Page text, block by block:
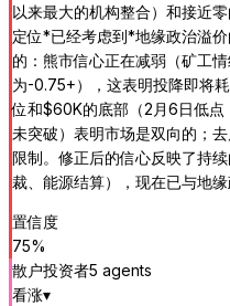
以来最大的机构整合）和接近
定位*已经考虑到*地缘政治溢
的：熊市信心正在减弱（矿工
为-0.75+），这表明投降即将
位和$60K的底部（2月6日低点
未突破）表明市场是双向的；
限制。修正后的信心反映了持
裁、能源结算），现在已与地缘
置信度
75%
散户投资者5 agents
看涨▾